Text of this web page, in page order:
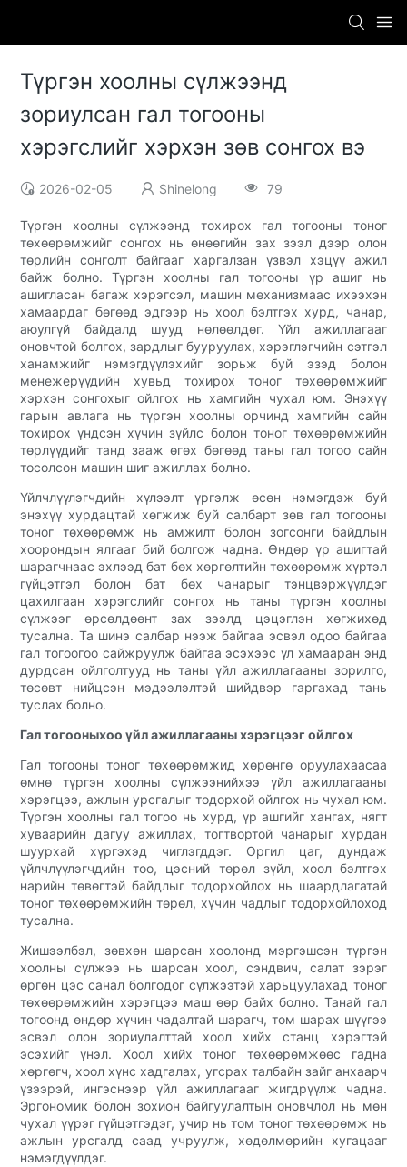
Түргэн хоолны сүлжээнд
зориулсан гал тогооны
хэрэгслийг хэрхэн зөв сонгох вэ
2026-02-05 Shinelong 79
Түргэн хоолны сүлжээнд тохирох гал тогооны тоног
төхөөрөмжийг сонгох нь өнөөгийн зах зээл дээр олон
төрлийн сонголт байгааг харгалзан үзвэл хэцүү ажил
байж болно. Түргэн хоолны гал тогооны үр ашиг нь
ашигласан багаж хэрэгсэл, машин механизмаас ихээхэн
хамаардаг бөгөөд эдгээр нь хоол бэлтгэх хурд, чанар,
аюулгүй байдалд шууд нөлөөлдөг. Үйл ажиллагааг
оновчтой болгох, зардлыг бууруулах, хэрэглэгчийн сэтгэл
ханамжийг нэмэгдүүлэхийг зорьж буй эзэд болон
менежерүүдийн хувьд тохирох тоног төхөөрөмжийг
хэрхэн сонгохыг ойлгох нь хамгийн чухал юм. Энэхүү
гарын авлага нь түргэн хоолны орчинд хамгийн сайн
тохирох үндсэн хүчин зүйлс болон тоног төхөөрөмжийн
төрлүүдийг танд зааж өгөх бөгөөд таны гал тогоо сайн
тосолсон машин шиг ажиллах болно.
Үйлчлүүлэгчдийн хүлээлт үргэлж өсөн нэмэгдэж буй
энэхүү хурдацтай хөгжиж буй салбарт зөв гал тогооны
тоног төхөөрөмж нь амжилт болон зогсонги байдлын
хоорондын ялгааг бий болгож чадна. Өндөр үр ашигтай
шарагчнаас эхлээд бат бөх хөргөлтийн төхөөрөмж хүртэл
гүйцэтгэл болон бат бөх чанарыг тэнцвэржүүлдэг
цахилгаан хэрэгслийг сонгох нь таны түргэн хоолны
сүлжээг өрсөлдөөнт зах зээлд цэцэглэн хөгжихөд
тусална. Та шинэ салбар нээж байгаа эсвэл одоо байгаа
гал тогоогоо сайжруулж байгаа эсэхээс үл хамааран энд
дурдсан ойлголтууд нь таны үйл ажиллагааны зорилго,
төсөвт нийцсэн мэдээлэлтэй шийдвэр гаргахад тань
туслах болно.
Гал тогооныхоо үйл ажиллагааны хэрэгцээг ойлгох
Гал тогооны тоног төхөөрөмжид хөрөнгө оруулахаасаа
өмнө түргэн хоолны сүлжээнийхээ үйл ажиллагааны
хэрэгцээ, ажлын урсгалыг тодорхой ойлгох нь чухал юм.
Түргэн хоолны гал тогоо нь хурд, үр ашгийг хангах, нягт
хуваарийн дагуу ажиллах, тогтвортой чанарыг хурдан
шуурхай хүргэхэд чиглэгддэг. Оргил цаг, дундаж
үйлчлүүлэгчдийн тоо, цэсний төрөл зүйл, хоол бэлтгэх
нарийн төвөгтэй байдлыг тодорхойлох нь шаардлагатай
тоног төхөөрөмжийн төрөл, хүчин чадлыг тодорхойлоход
тусална.
Жишээлбэл, зөвхөн шарсан хоолонд мэргэшсэн түргэн
хоолны сүлжээ нь шарсан хоол, сэндвич, салат зэрэг
өргөн цэс санал болгодог сүлжээтэй харьцуулахад тоног
төхөөрөмжийн хэрэгцээ маш өөр байх болно. Танай гал
тогоонд өндөр хүчин чадалтай шарагч, том шарах шүүгээ
эсвэл олон зориулалттай хоол хийх станц хэрэгтэй
эсэхийг үнэл. Хоол хийх тоног төхөөрөмжөөс гадна
хөргөгч, хоол хүнс хадгалах, угсрах талбайн зайг анхаарч
үзээрэй, ингэснээр үйл ажиллагааг жигдрүүлж чадна.
Эргономик болон зохион байгуулалтын оновчлол нь мөн
чухал үүрэг гүйцэтгэдэг, учир нь том тоног төхөөрөмж нь
ажлын урсгалд саад учруулж, хөдөлмөрийн хугацааг
нэмэгдүүлдэг.